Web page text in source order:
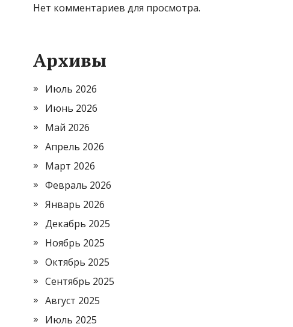
Нет комментариев для просмотра.
Архивы
Июль 2026
Июнь 2026
Май 2026
Апрель 2026
Март 2026
Февраль 2026
Январь 2026
Декабрь 2025
Ноябрь 2025
Октябрь 2025
Сентябрь 2025
Август 2025
Июль 2025